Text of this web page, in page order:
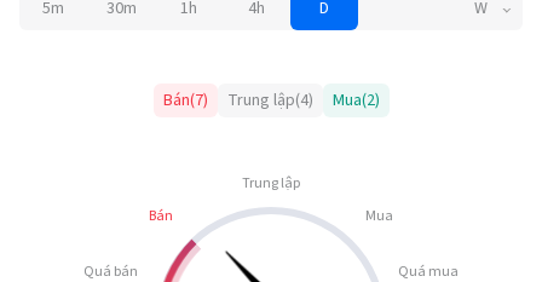
5m 30m 1h 4h D W
Bán(7) Trung lập(4) Mua(2)
Trung lập
Bán
Mua
Quá bán Quá mua